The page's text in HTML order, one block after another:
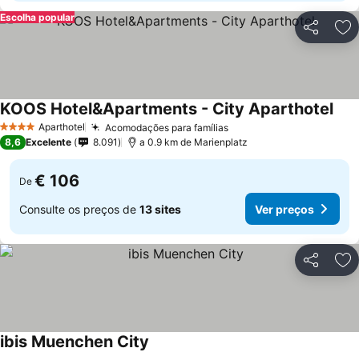
Partilhar
Escolha popular
4 EstrelasAparthotel Acomodações para famílias
KOOS Hotel&Apartments - City Aparthotel
8,6 Excelente 8.091 a 0.9 km de Marienplatz
De € 106
Consulte os preços de 13 sites Ver preços
Partilhar
ibis Muenchen City